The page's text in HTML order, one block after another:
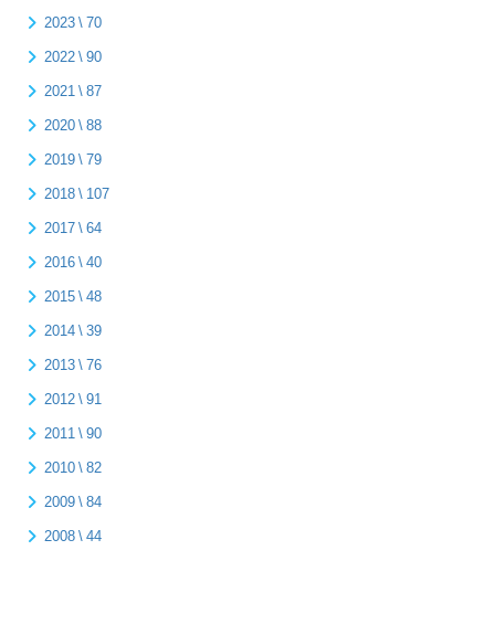
2023 \ 70
2022 \ 90
2021 \ 87
2020 \ 88
2019 \ 79
2018 \ 107
2017 \ 64
2016 \ 40
2015 \ 48
2014 \ 39
2013 \ 76
2012 \ 91
2011 \ 90
2010 \ 82
2009 \ 84
2008 \ 44